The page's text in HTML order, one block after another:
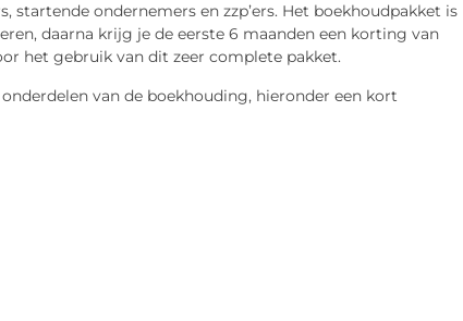
startende ondernemers en zzp’ers. Het boekhoudpakket is
daarna krijg je de eerste 6 maanden een korting van
het gebruik van dit zeer complete pakket.
van de boekhouding, hieronder een kort